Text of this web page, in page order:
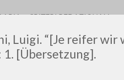
Luigi. “[Je reifer wir
1. [Übersetzung].
CRITERI REDAZIONALI